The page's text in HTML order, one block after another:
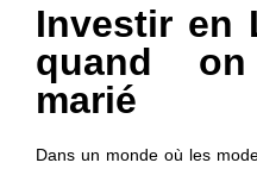
Investir en
quand
marié
Dans un monde où les